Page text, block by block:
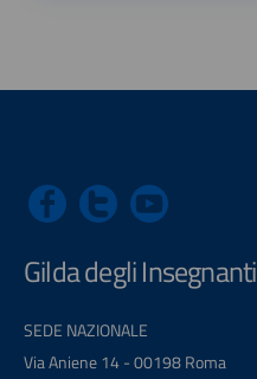
Gilda degli Insegnanti
SEDE NAZIONALE
Via Aniene 14 - 00198 Roma